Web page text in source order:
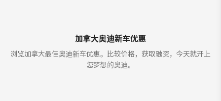
加拿大奥迪新车优惠
浏览加拿大最佳奥迪新车优惠。比较价格，获取融资，今天就开上
您梦想的奥迪。